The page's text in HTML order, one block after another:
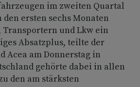
im zweiten Quartal
ersten sechs Monaten
Transportern und Lkw ein
Absatzplus, teilte der
Acea am Donnerstag in
gehörte dabei in allen
den am stärksten